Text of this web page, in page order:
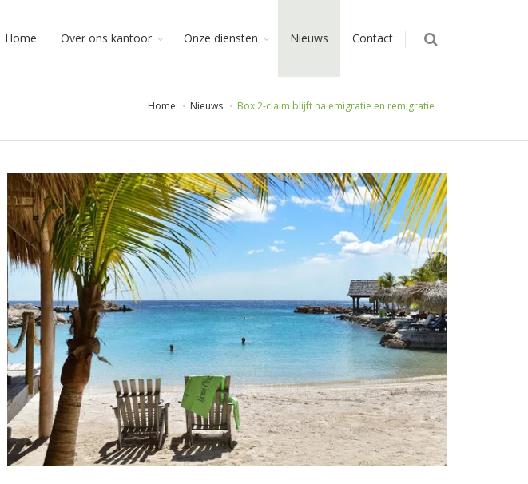
Home Over ons kantoor Onze diensten Nieuws Contact
Home Nieuws Box 2-claim blijft na emigratie en remigratie